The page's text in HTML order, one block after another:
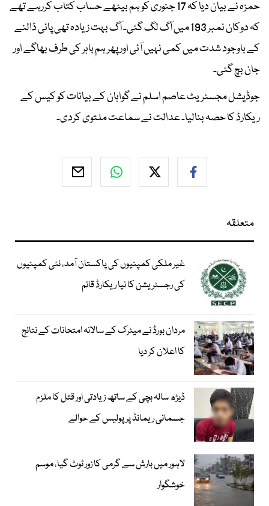
حمزہ نے بیان دیا کہ 17 جنوری کو ہم بیٹھے حساب کتاب کررہے تھے
کہ دوکان نمبر 193 میں آگ لگ گئی۔ آگ بہت زیادہ تھی پانی ڈالنے
کے باوجود شدت میں کمی نہیں آئی اور پھر ہم باہر کی طرف بھاگے اور
جان بچ گئی۔
جوڈیشل مجسٹریٹ عاصم اسلم نے گواہان کے بیانات کو کیس کے
ریکارڈ کا حصہ بنالیا۔ عدالت نے سماعت ملتوی کردی۔
متعلقہ
غیر ملکی کمپنیوں کی پاکستان آمد، نئی کمپنیوں
کی رجسٹریشن کا نیا ریکارڈ قائم
مردان بورڈ نے میٹرک کے سالانہ امتحانات کے نتائج
کا اعلان کر دیا
ڈیڑھ سالہ بچی کے ساتھ زیادتی اور قتل کا ملزم
جسمانی ریمانڈ پر پولیس کے حوالے
لاہور میں بارش سے گرمی کا زور ٹوٹ گیا، موسم
خوشگوار